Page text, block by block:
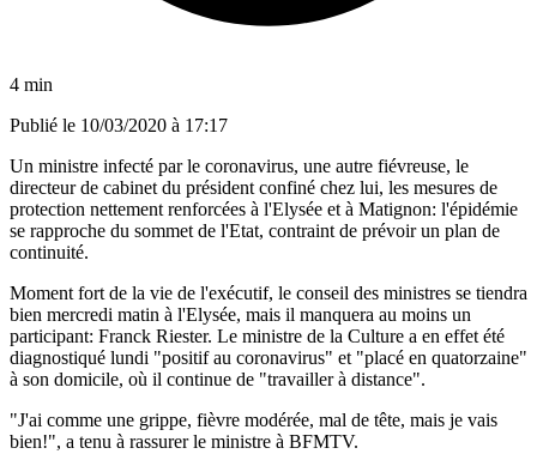
4 min
Publié le 10/03/2020 à 17:17
Un ministre infecté par le coronavirus, une autre fiévreuse, le
directeur de cabinet du président confiné chez lui, les mesures de
protection nettement renforcées à l'Elysée et à Matignon: l'épidémie
se rapproche du sommet de l'Etat, contraint de prévoir un plan de
continuité.
Moment fort de la vie de l'exécutif, le conseil des ministres se tiendra
bien mercredi matin à l'Elysée, mais il manquera au moins un
participant: Franck Riester. Le ministre de la Culture a en effet été
diagnostiqué lundi "positif au coronavirus" et "placé en quatorzaine"
à son domicile, où il continue de "travailler à distance".
"J'ai comme une grippe, fièvre modérée, mal de tête, mais je vais
bien!", a tenu à rassurer le ministre à BFMTV.